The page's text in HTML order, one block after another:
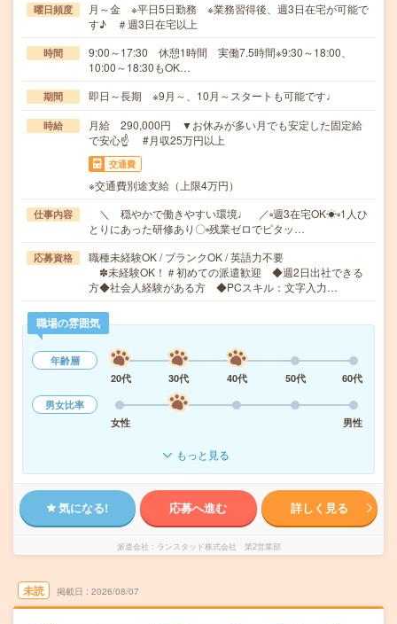
曜日頻度
月～金 ※平日5日勤務 ※業務習得後、週3日在宅が可能で
す♪ ＃週3日在宅以上
時間
9:00～17:30 休憩1時間 実働7.5時間※9:30～18:00、
10:00～18:30もOK…
期間 即日～長期 ※9月～、10月～スタートも可能です♩
時給
月給 290,000円 ▼お休みが多い月でも安定した固定給
で安心☝ #月収25万円以上
交通費
※交通費別途支給（上限4万円）
仕事内容
＼ 穏やかで働きやすい環境♩ ／▫︎週3在宅OK☀▫1人ひ
とりにあった研修あり〇▫残業ゼロでピタッ…
応募資格
職種未経験OK / ブランクOK / 英語力不要
✽未経験OK！＃初めての派遣歓迎 ◆週2日出社できる
方◆社会人経験がある方 ◆PCスキル：文字入力…
職場の雰囲気
年齢層
20代
30代 40代 50代
60代
男女比率
女性
男性
もっと見る
気になる! 応募へ進む 詳しく見る
派遣会社 ランスタッド株式会社 第2営業部
未読 掲載日 2026/08/07